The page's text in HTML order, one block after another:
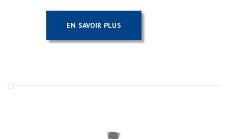
EN SAVOIR PLUS